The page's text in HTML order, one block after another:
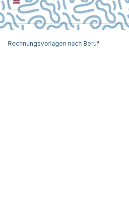
Rechnungsvorlagen nach Beruf